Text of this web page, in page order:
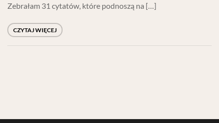
Zebrałam 31 cytatów, które podnoszą na […]
CZYTAJ WIĘCEJ